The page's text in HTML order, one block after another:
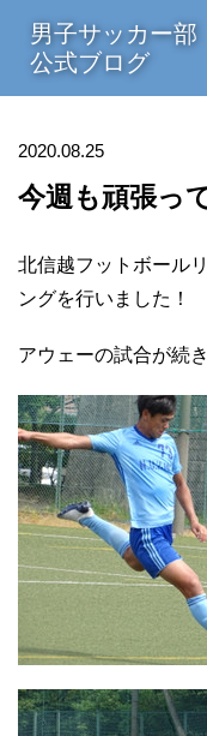
男子サッカー部
公式ブログ
2020.08.25
今週も頑張っ
北信越フットボール
ングを行いました！
アウェーの試合が続